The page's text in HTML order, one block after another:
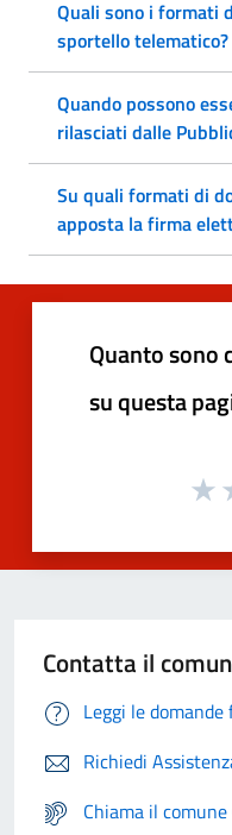
Quali sono i formati
sportello telematico?
Quando possono
rilasciati dalle
Su quali formati di
apposta la firma
Quanto sono
su questa
Contatta il
Leggi le
Richiedi
Chiama il